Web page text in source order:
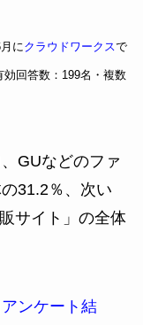
にクラウドワークスで
回答数：199名・複数
GUなどのファ
31.2％、次い
サイト」の全体
アンケート結